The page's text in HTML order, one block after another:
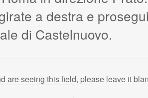
a destra e
di Castelnuovo.
are seeing this field, please leave it